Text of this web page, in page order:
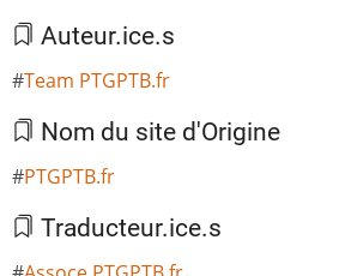
Auteur.ice.s
Team PTGPTB.fr
Nom du site d'Origine
PTGPTB.fr
Traducteur.ice.s